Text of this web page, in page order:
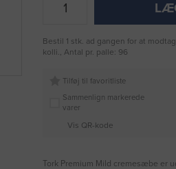
Bestil 1 stk. ad gangen for at
kolli., Antal pr. palle: 96
Tilføj til favoritliste
Sammenlign markerede
varer
Vis QR-kode
Tork Premium Mild cremesæbe er